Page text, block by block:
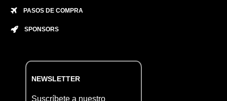
PASOS DE COMPRA
SPONSORS
NEWSLETTER
Suscríbete a nuestro